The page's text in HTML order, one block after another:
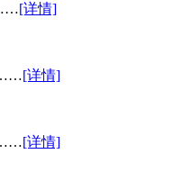
[详情]
……[详情]
……[详情]